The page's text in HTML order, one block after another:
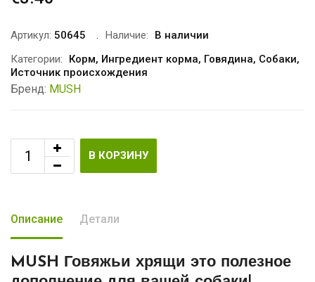
Артикул: 50645 Наличие:
В наличии
Категории:
Корм, Ингредиент корма, Говядина, Собаки,
Источник происхождения
Бренд: MUSH
В КОРЗИНУ
Описание Детали
MUSH Говяжьи хрящи это полезное